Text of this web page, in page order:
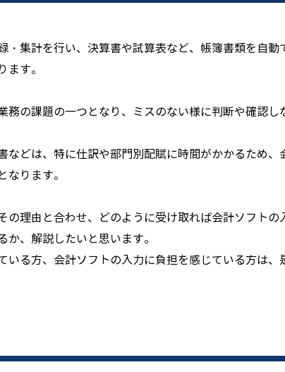
集計を行い、決算書や試算表など、帳簿書類を自動
す。
務の課題の一つとなり、ミスのない様に判断や確認し
どは、特に仕訳や部門別配賦に時間がかかるため、
ります。
理由と合わせ、どのように受け取れば会計ソフトの
、解説したいと思います。
る方、会計ソフトの入力に負担を感じている方は、